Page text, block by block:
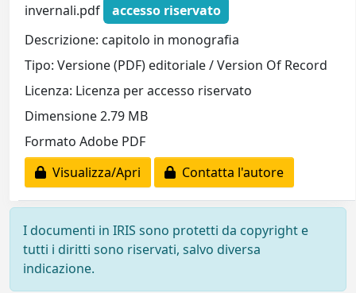
invernali.pdf
accesso riservato
Descrizione: capitolo in monografia
Tipo: Versione (PDF) editoriale / Version Of Record
Licenza: Licenza per accesso riservato
Dimensione 2.79 MB
Formato Adobe PDF
Visualizza/Apri
Contatta l'autore
I documenti in IRIS sono protetti da copyright e
tutti i diritti sono riservati, salvo diversa
indicazione.